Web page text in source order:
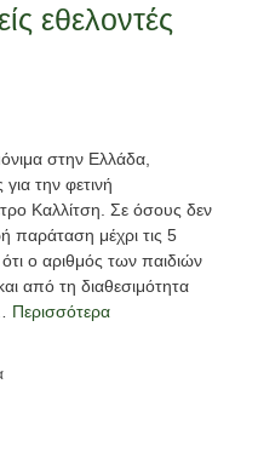
εθελοντές
στην Ελλάδα,
την φετινή
Καλλίτση. Σε όσους δεν
παράταση μέχρι τις 5
ο αριθμός των παιδιών
από τη διαθεσιμότητα
Περισσότερα